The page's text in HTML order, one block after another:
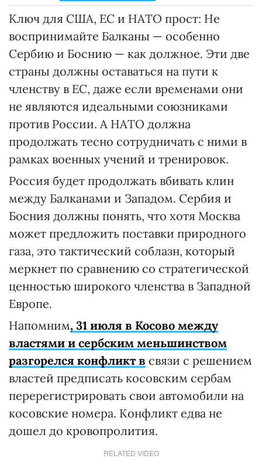
Ключ для США, ЕС и НАТО прост: Не
воспринимайте Балканы — особенно
Сербию и Боснию — как должное. Эти две
страны должны оставаться на пути к
членству в ЕС, даже если временами они
не являются идеальными союзниками
против России. А НАТО должна
продолжать тесно сотрудничать с ними в
рамках военных учений и тренировок.
Россия будет продолжать вбивать клин
между Балканами и Западом. Сербия и
Босния должны понять, что хотя Москва
может предложить поставки природного
газа, это тактический соблазн, который
меркнет по сравнению со стратегической
ценностью широкого членства в Западной
Европе.
Напомним, 31 июля в Косово между
властями и сербским меньшинством
разгорелся конфликт в связи с решением
властей предписать косовским сербам
перерегистрировать свои автомобили на
косовские номера. Конфликт едва не
дошел до кровопролития.
RELATED VIDEO